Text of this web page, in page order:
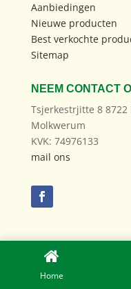
Aanbiedingen
Nieuwe producten
Best verkochte
Sitemap
NEEM CONTACT
Tsjerkestrjitte 8 8722
Molkwerum
KVK: 74976133
mail ons
Ontwikkeld door:
Home